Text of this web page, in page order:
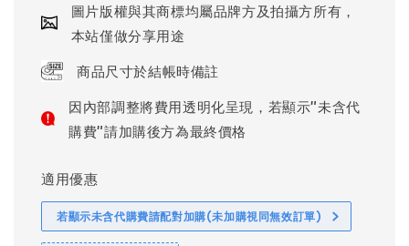
圖片版權與其商標均屬品牌方及拍攝方所有，
本站僅做分享用途
商品尺寸於結帳時備註
因內部調整將費用透明化呈現，若顯示"未含代
購費"請加購後方為最終價格
適用優惠
若顯示未含代購費請配對加購(未加購視同無效訂單)